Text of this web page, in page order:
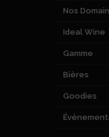
Nos
Ideal Wine
Gamme
Bières
Goodies